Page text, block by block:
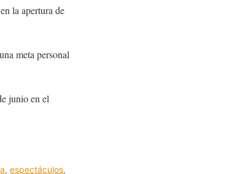
la apertura de
meta personal
junio en el
, espectáculos,